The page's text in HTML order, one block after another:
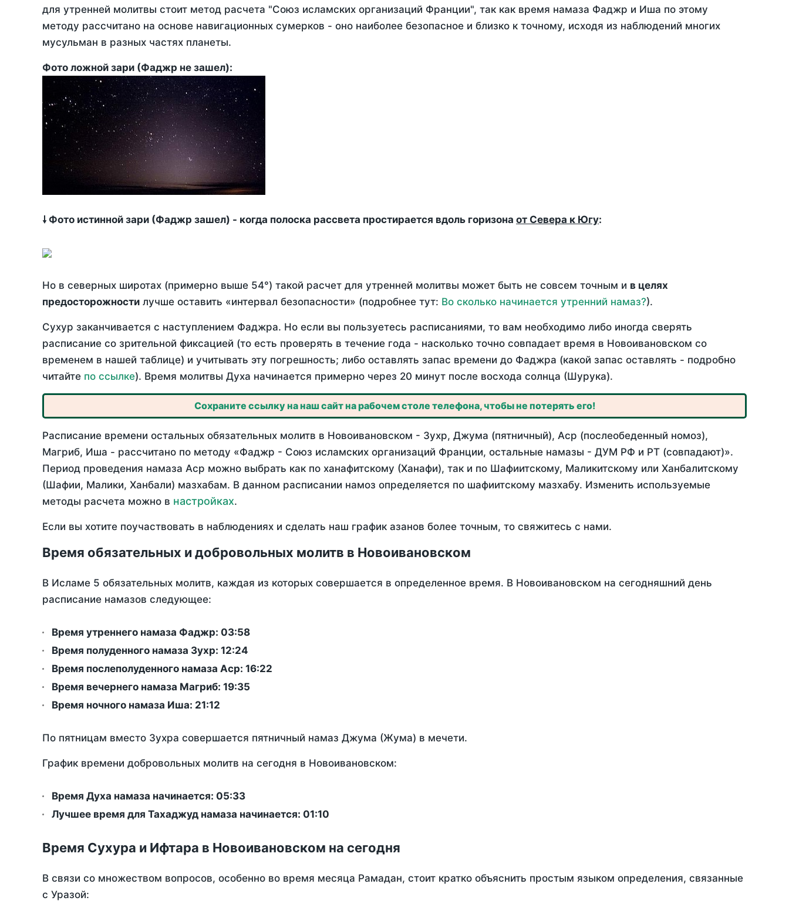
для утренней молитвы стоит метод расчета "Союз исламских организаций Франции", так как время намаза Фаджр и Иша по этому
методу рассчитано на основе навигационных сумерков - оно наиболее безопасное и близко к точному, исходя из наблюдений многих
мусульман в разных частях планеты.
Фото ложной зари (Фаджр не зашел):
🠗 Фото истинной зари (Фаджр зашел) - когда полоска рассвета простирается вдоль горизона от Севера к Югу:
Но в северных широтах (примерно выше 54°) такой расчет для утренней молитвы может быть не совсем точным и в целях
предосторожности лучше оставить «интервал безопасности» (подробнее тут: Во сколько начинается утренний намаз?).
Сухур заканчивается с наступлением Фаджра. Но если вы пользуетесь расписаниями, то вам необходимо либо иногда сверять
расписание со зрительной фиксацией (то есть проверять в течение года - насколько точно совпадает время в Новоивановском со
временем в нашей таблице) и учитывать эту погрешность; либо оставлять запас времени до Фаджра (какой запас оставлять - подробно
читайте по ссылке). Время молитвы Духа начинается примерно через 20 минут после восхода солнца (Шурука).
Сохраните ссылку на наш сайт на рабочем столе телефона, чтобы не потерять его!
Расписание времени остальных обязательных молитв в Новоивановском - Зухр, Джума (пятничный), Аср (послеобеденный номоз),
Магриб, Иша - рассчитано по методу «Фаджр - Союз исламских организаций Франции, остальные намазы - ДУМ РФ и РТ (совпадают)».
Период проведения намаза Аср можно выбрать как по ханафитскому (Ханафи), так и по Шафиитскому, Маликитскому или Ханбалитскому
(Шафии, Малики, Ханбали) мазхабам. В данном расписании намоз определяется по шафиитскому мазхабу. Изменить используемые
методы расчета можно в настройках.
Если вы хотите поучаствовать в наблюдениях и сделать наш график азанов более точным, то свяжитесь с нами.
Время обязательных и добровольных молитв в Новоивановском
В Исламе 5 обязательных молитв, каждая из которых совершается в определенное время. В Новоивановском на сегодняшний день
расписание намазов следующее:
Время утреннего намаза Фаджр: 03:58
Время полуденного намаза Зухр: 12:24
Время послеполуденного намаза Аср: 16:22
Время вечернего намаза Магриб: 19:35
Время ночного намаза Иша: 21:12
По пятницам вместо Зухра совершается пятничный намаз Джума (Жума) в мечети.
График времени добровольных молитв на сегодня в Новоивановском:
Время Духа намаза начинается: 05:33
Лучшее время для Тахаджуд намаза начинается: 01:10
Время Сухура и Ифтара в Новоивановском на сегодня
В связи со множеством вопросов, особенно во время месяца Рамадан, стоит кратко объяснить простым языком определения, связанные
с Уразой: